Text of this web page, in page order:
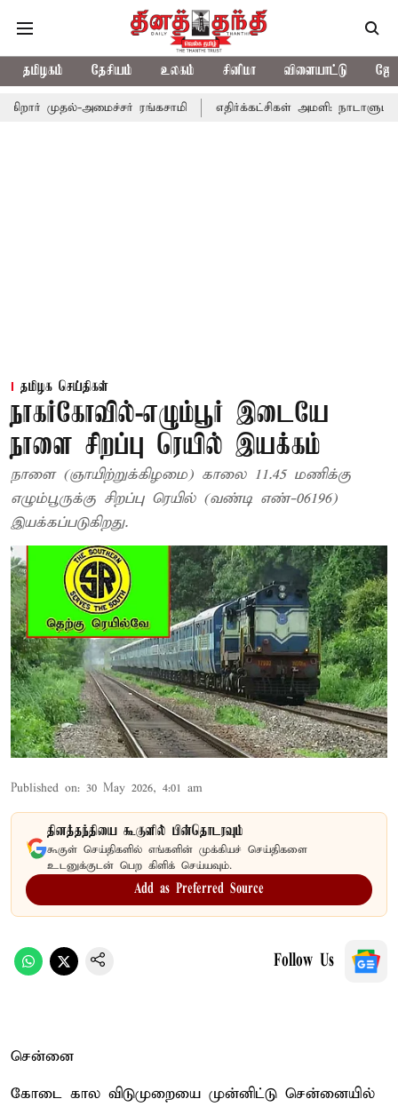
தமிழகம் தேசியம் உலகம் சினிமா விளையாட்டு
அமைச்சர் ரங்கசாமி எதிர்க்கட்சிகள் அமளி: நாடாளுமன்ற இரு
தமிழக செய்திகள்
நாகர்கோவில்-எழும்பூர் இடையே
நாளை சிறப்பு ரெயில் இயக்கம்
நாளை (ஞாயிற்றுக்கிழமை) காலை 11.45 மணிக்கு
எழும்பூருக்கு சிறப்பு ரெயில் (வண்டி எண்-06196)
இயக்கப்படுகிறது.
Published on: 30 May 2026, 4:01 am
தினத்தந்தியை கூகுளில் பின்தொடரவும்
கூகுள் செய்திகளில் எங்களின் முக்கியச் செய்திகளை
உடனுக்குடன் பெற கிளிக் செய்யவும்.
Add as Preferred Source
Follow Us
சென்னை
கோடை கால விடுமுறையை முன்னிட்டு சென்னையில்